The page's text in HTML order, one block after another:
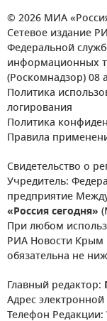
© 2026 МИА
Сетевое издание
Федеральной
информационных
(Роскомнадзор) 08
Политика
логирования
Политика
Правила
Свидетельство о
Учредитель:
предприятие
«Россия сегодня»
При любом
РИА Новости Крым
обязательна не
Главный редактор:
Адрес
Телефон Редакции: